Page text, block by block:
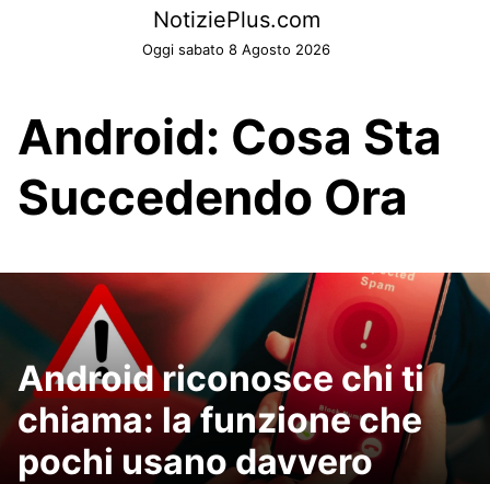
NotiziePlus.com
Oggi sabato 8 Agosto 2026
Android: Cosa Sta
Succedendo Ora
Android riconosce chi ti
chiama: la funzione che
pochi usano davvero